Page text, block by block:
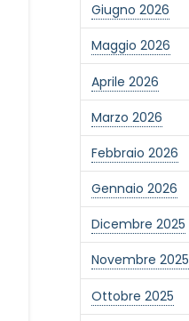
Giugno 2026
Maggio 2026
Aprile 2026
Marzo 2026
Febbraio 2026
Gennaio 2026
Dicembre 2025
Novembre 2025
Ottobre 2025